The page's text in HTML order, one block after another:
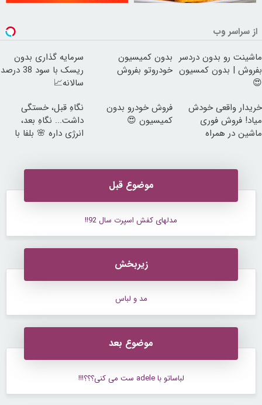
از سراسر وب
ماشینت رو بدون دردسر
بفروش | بدون کمسیون
😍
بدون کمیسیون
خودروتو بفروش
سرمایه گذاری بدون
ریسک با سود 38 درصد
سالانه📈
خریدار واقعی خودش
میاد! فروش فوری
ماشین در همراه
فروش خودرو بدون
کمیسیون 😍
نگاهِ قبل، خستگی
داشت... نگاهِ بعد،
انرژی داره 🌸 بلفا با
موضوع قبل
مدلهای کفش اسپرت سال 92!!
زیربخش
مد و لباس
موضوع بعد
لباساتو با adele ست می کنی؟؟؟!!!